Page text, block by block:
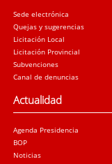
Sede electrónica
Quejas y sugerencias
Licitación Local
Licitación Provincial
Subvenciones
Canal de denuncias
Actualidad
Agenda Presidencia
BOP
Noticias